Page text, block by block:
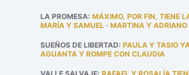
LA PROMESA:MÁXIMO, POR FIN, TIENE
MARÍA Y SAMUEL ·MARTINA Y ADRIANO
SUEÑOS DE LIBERTAD:PAULA Y TASIO
AGUANTA Y ROMPE CON CLAUDIA